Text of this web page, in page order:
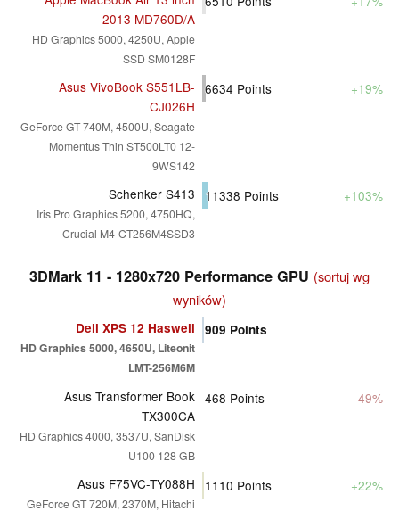
2013 MD760D/A
HD Graphics 5000, 4250U, Apple
SSD SM0128F
Asus VivoBook S551LB-
CJ026H
GeForce GT 740M, 4500U, Seagate
Momentus Thin ST500LT0 12-
9WS142
6634 Points +19%
Schenker S413
Iris Pro Graphics 5200, 4750HQ,
Crucial M4-CT256M4SSD3
11338 Points +103%
3DMark 11 - 1280x720 Performance GPU (sortuj wg
wyników)
Dell XPS 12 Haswell
HD Graphics 5000, 4650U, Liteonit
LMT-256M6M
909 Points
Asus Transformer Book
TX300CA
HD Graphics 4000, 3537U, SanDisk
U100 128 GB
468 Points -49%
Asus F75VC-TY088H
GeForce GT 720M, 2370M, Hitachi
1110 Points +22%